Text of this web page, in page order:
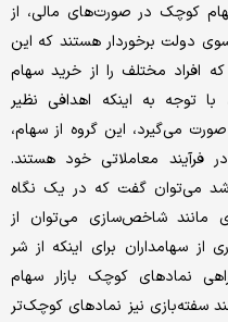
کوچک در صورت‌های مالی، از
دولت برخوردار هستند که این
افراد مختلف را از خرید سهام
توجه به اینکه اهدافی نظیر
می‌گیرد، این گروه از سهام،
فرآیند معاملاتی خود هستند.
شد می‌‌‌توان گفت که در یک نگاه
مانند شاخص‌‌‌‌‌‌‌‌‌‌‌‌‌‌‌‌‌‌‌‌‌سازی می‌‌‌توان از
از سهامداران برای اینکه از شر
نمادهای کوچک بازار سهام
سفته‌‌‌‌‌‌‌‌‌‌‌‌‌‌‌‌‌‌‌‌‌بازی نیز نمادهای کوچک‌تر